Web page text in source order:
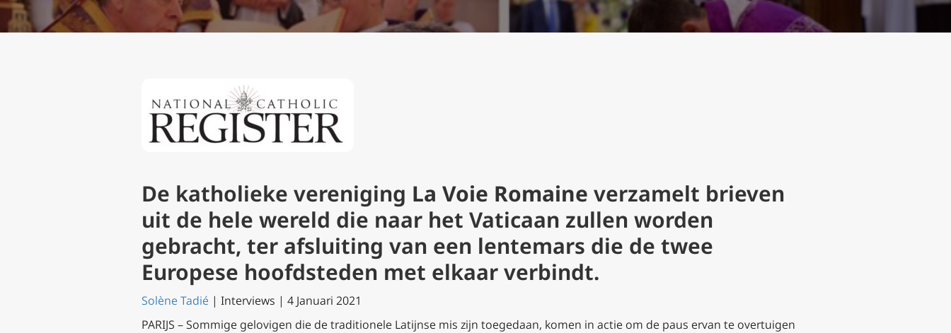
De katholieke vereniging La Voie Romaine verzamelt brieven
uit de hele wereld die naar het Vaticaan zullen worden
gebracht, ter afsluiting van een lentemars die de twee
Europese hoofdsteden met elkaar verbindt.
Solène Tadié | Interviews | 4 Januari 2021
PARIJS – Sommige gelovigen die de traditionele Latijnse mis zijn toegedaan, komen in actie om de paus ervan te overtuigen